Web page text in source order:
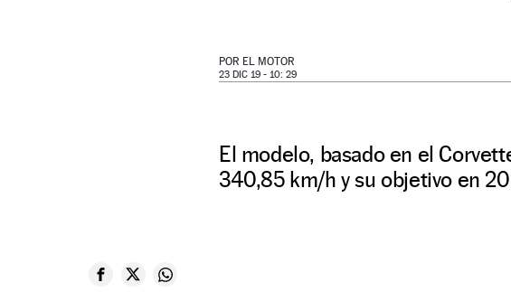
POR EL MOTOR
23 DIC 19 - 10: 29
El modelo, basado en el
340,85 km/h y su objetivo en